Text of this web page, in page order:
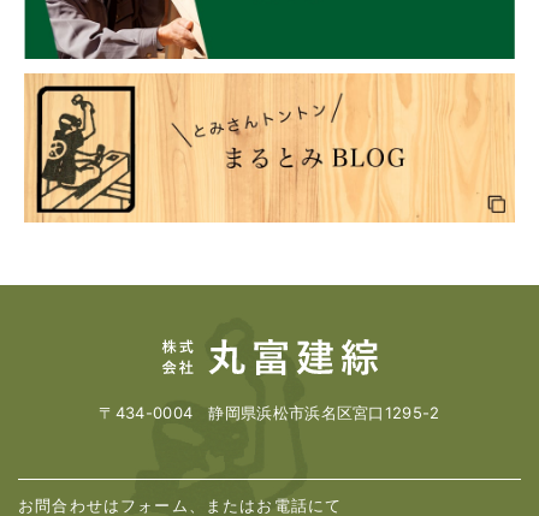
〒434-0004 静岡県浜松市浜名区宮口1295-2
お問合わせはフォーム、またはお電話にて